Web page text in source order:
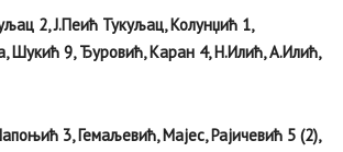
2, Ј.Пеић Тукуљац, Колунџић 1,
Шукић 9, Ђуровић, Каран 4, Н.Илић, А.Илић,
3, Гемаљевић, Мајес, Рајичевић 5 (2),